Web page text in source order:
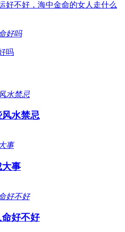
好不好，海中金命的女人走什么
吗
水禁忌
大事
好不好